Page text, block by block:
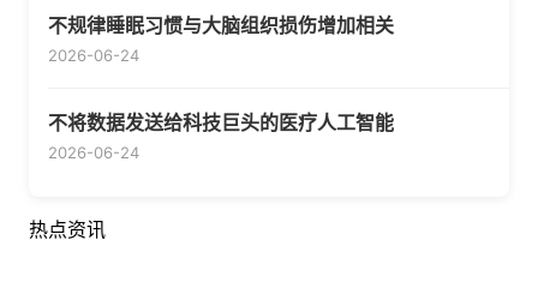
不规律睡眠习惯与大脑组织损伤增加相关
2026-06-24
不将数据发送给科技巨头的医疗人工智能
2026-06-24
热点资讯